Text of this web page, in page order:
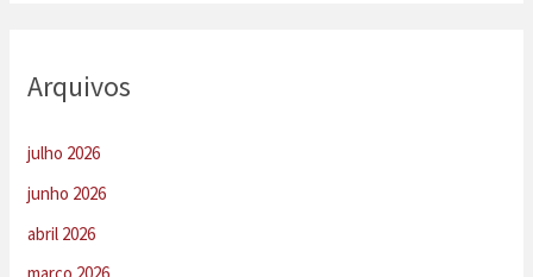
Arquivos
julho 2026
junho 2026
abril 2026